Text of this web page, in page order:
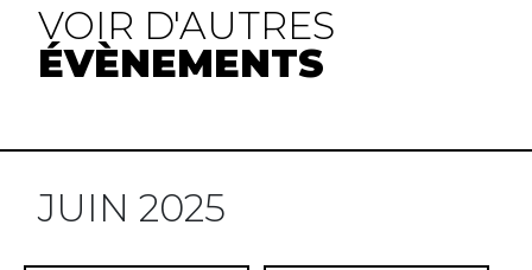
VOIR D'AUTRES
ÉVÈNEMENTS
JUIN 2025